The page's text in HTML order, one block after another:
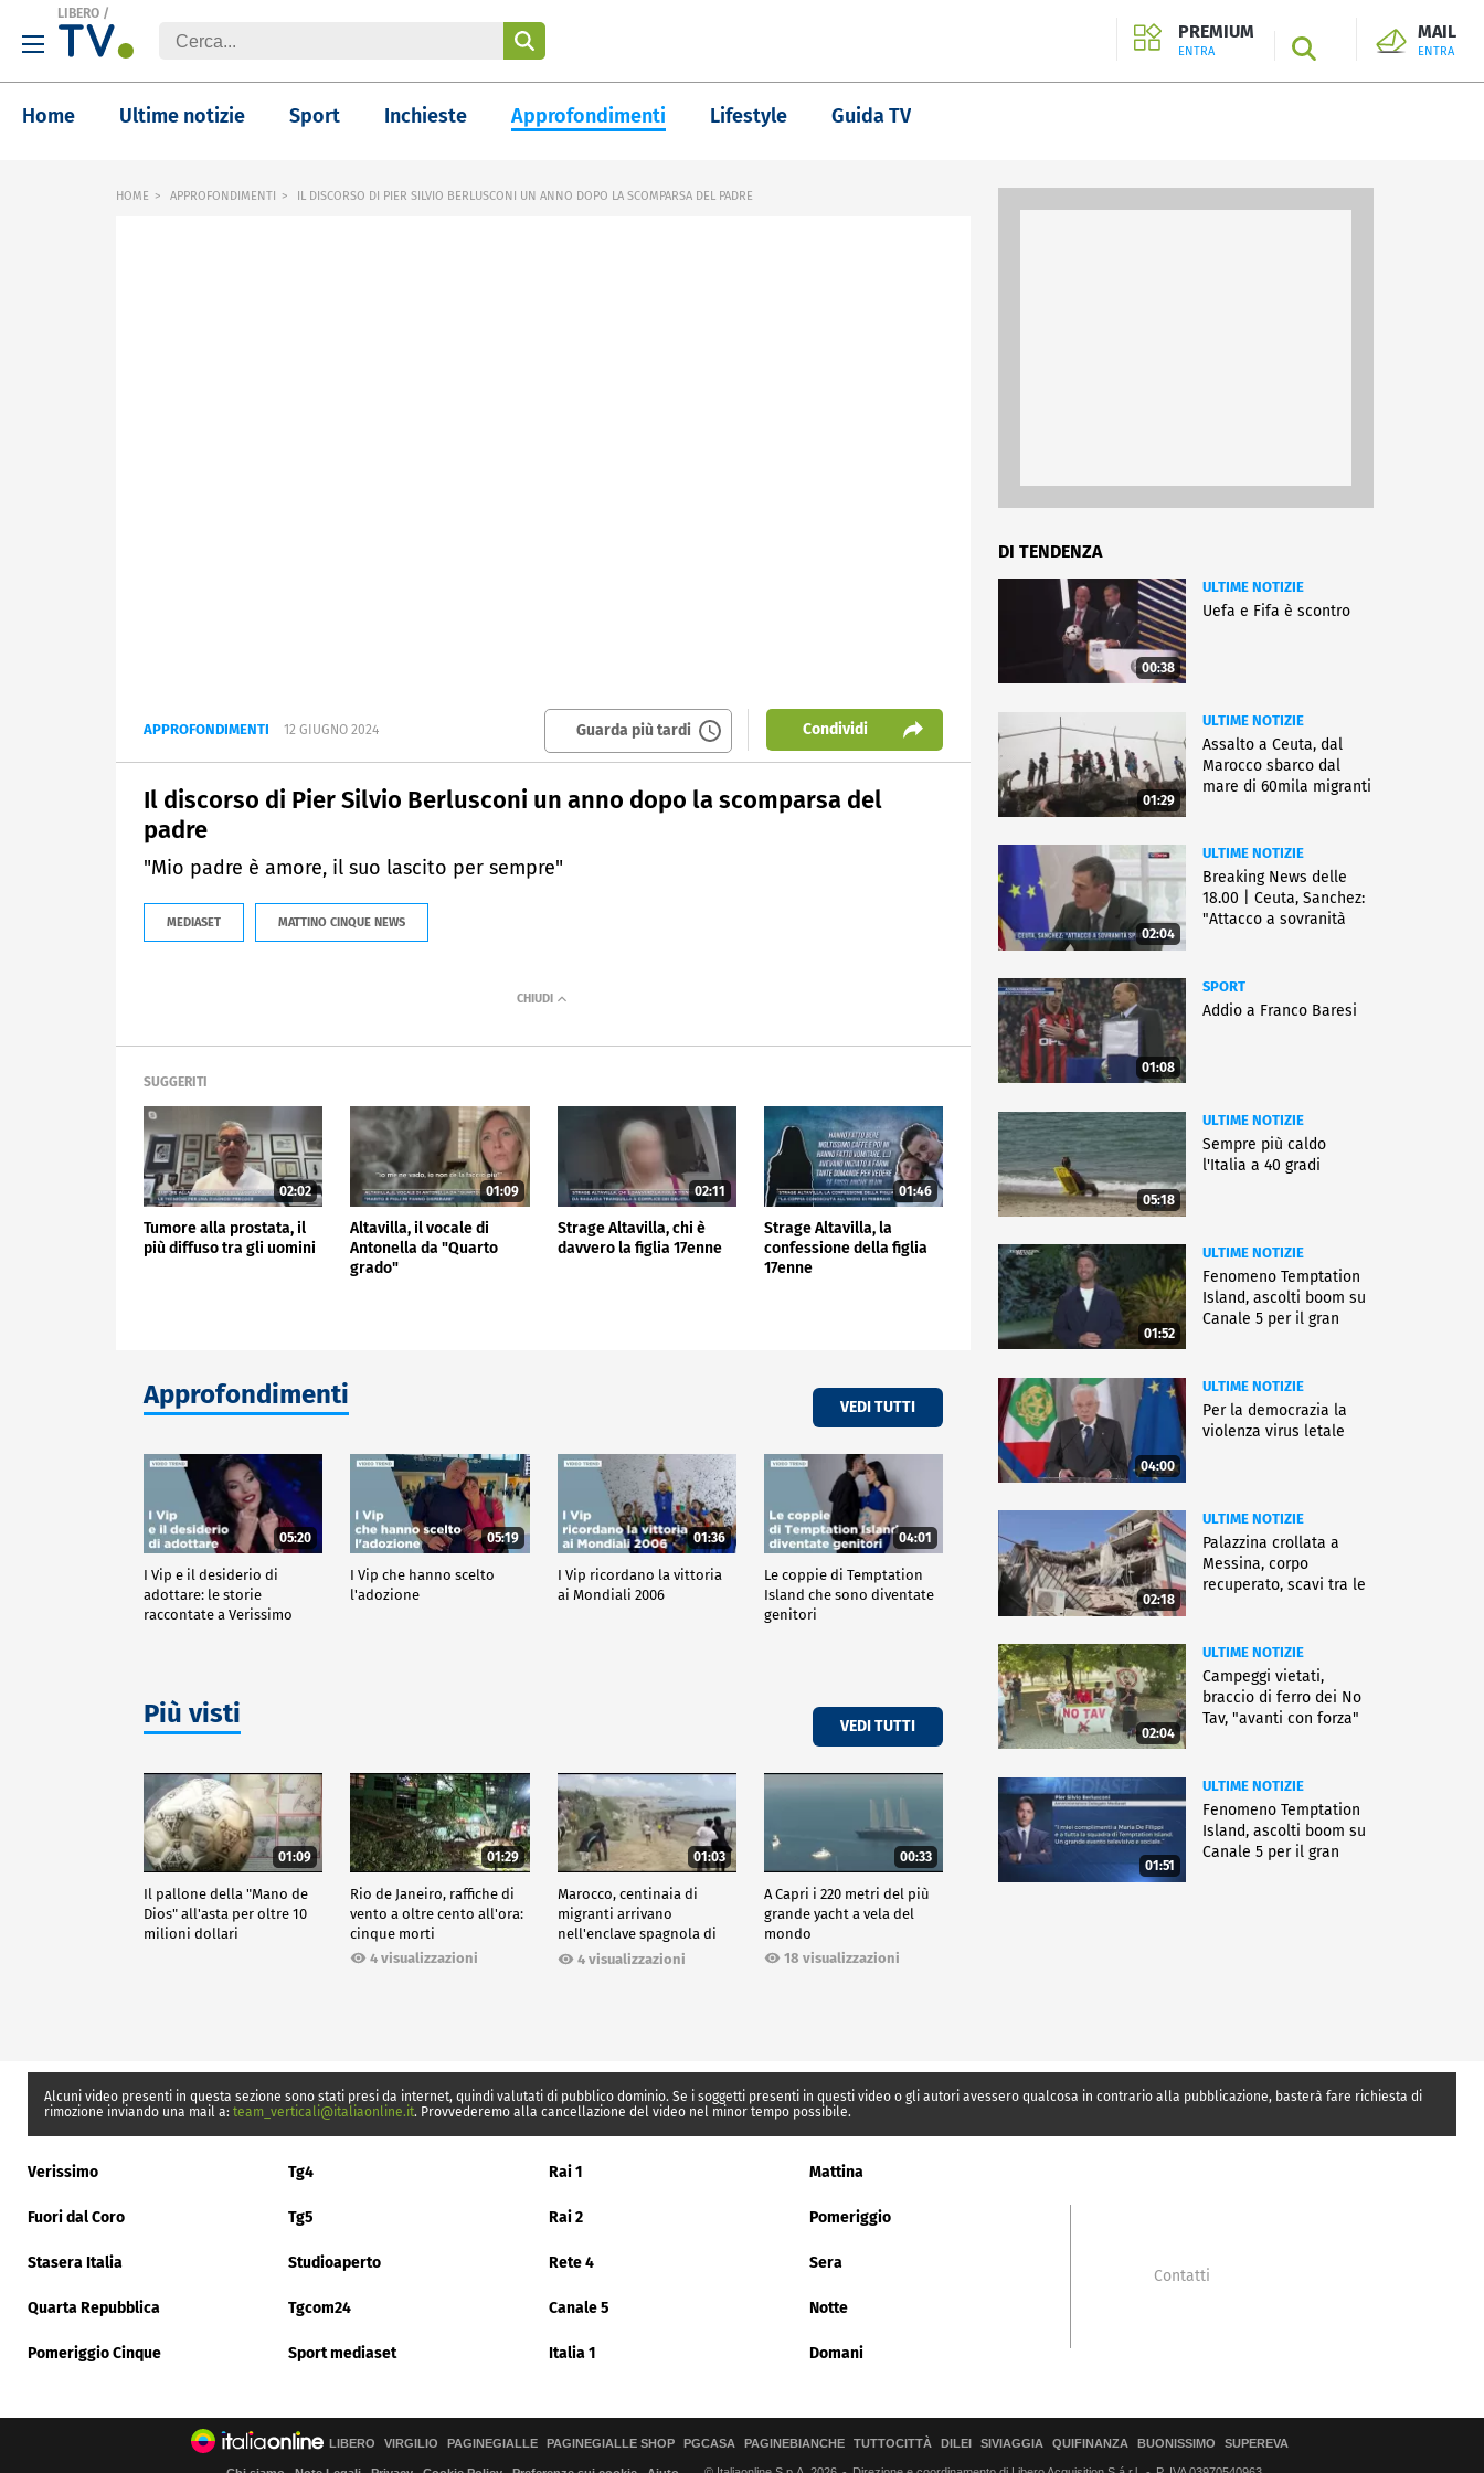
LIBERO /
PREMIUM
ENTRA SEARCH
MAIL
ENTRA
Home Ultime notizie Sport Inchieste Approfondimenti Lifestyle Guida TV
HOME APPROFONDIMENTI IL DISCORSO DI PIER SILVIO BERLUSCONI UN ANNO DOPO LA SCOMPARSA DEL PADRE
APPROFONDIMENTI 12 GIUGNO 2024 Guarda più tardi Condividi
Il discorso di Pier Silvio Berlusconi un anno dopo la scomparsa del
padre
"Mio padre è amore, il suo lascito per sempre"
MEDIASET MATTINO CINQUE NEWS
SUGGERITI
02:02
Tumore alla prostata, il
più diffuso tra gli uomini
01:09
Altavilla, il vocale di
Antonella da "Quarto
grado"
02:11
Strage Altavilla, chi è
davvero la figlia 17enne
01:46
Strage Altavilla, la
confessione della figlia
17enne
Approfondimenti VEDI TUTTI
05:20
I Vip e il desiderio di
adottare: le storie
raccontate a Verissimo
05:19
I Vip che hanno scelto
l'adozione
01:36
I Vip ricordano la vittoria
ai Mondiali 2006
04:01
Le coppie di Temptation
Island che sono diventate
genitori
Più visti VEDI TUTTI
01:09
Il pallone della "Mano de
Dios" all'asta per oltre 10
milioni dollari
01:29
Rio de Janeiro, raffiche di
vento a oltre cento all'ora:
cinque morti
4 visualizzazioni
01:03
Marocco, centinaia di
migranti arrivano
nell'enclave spagnola di
Ceuta4 visualizzazioni
00:33
A Capri i 220 metri del più
grande yacht a vela del
mondo
18 visualizzazioni
DI TENDENZA
00:38
ULTIME NOTIZIE
Uefa e Fifa è scontro
01:29
ULTIME NOTIZIE
Assalto a Ceuta, dal
Marocco sbarco dal
mare di 60mila migranti
02:04
ULTIME NOTIZIE
Breaking News delle
18.00 | Ceuta, Sanchez:
"Attacco a sovranità
01:08
SPORT
Addio a Franco Baresi
05:18
ULTIME NOTIZIE
Sempre più caldo
l'Italia a 40 gradi
01:52
ULTIME NOTIZIE
Fenomeno Temptation
Island, ascolti boom su
Canale 5 per il gran
04:00
ULTIME NOTIZIE
Per la democrazia la
violenza virus letale
02:18
ULTIME NOTIZIE
Palazzina crollata a
Messina, corpo
recuperato, scavi tra le
02:04
ULTIME NOTIZIE
Campeggi vietati,
braccio di ferro dei No
Tav, "avanti con forza"
01:51
ULTIME NOTIZIE
Fenomeno Temptation
Island, ascolti boom su
Canale 5 per il gran
Alcuni video presenti in questa sezione sono stati presi da internet, quindi valutati di pubblico dominio. Se i soggetti presenti in questi video o gli autori avessero qualcosa in contrario alla pubblicazione, basterà fare richiesta di
rimozione inviando una mail a: team_verticali@italiaonline.it. Provvederemo alla cancellazione del video nel minor tempo possibile.
Verissimo Tg4 Rai 1 Mattina
Fuori dal Coro Tg5 Rai 2 Pomeriggio
Stasera Italia Studioaperto Rete 4 Sera
Quarta Repubblica Tgcom24 Canale 5 Notte
Pomeriggio Cinque Sport mediaset Italia 1 Domani
Contatti
LIBERO VIRGILIO PAGINEGIALLE PAGINEGIALLE SHOP PGCASA PAGINEBIANCHE TUTTOCITTÀ DILEI SIVIAGGIA QUIFINANZA BUONISSIMO SUPEREVA